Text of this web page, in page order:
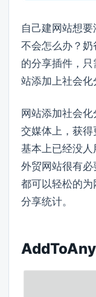
自己建网站想
不会怎么办？
的分享插件，
站添加上社会化
网站添加社会
交媒体上，获
基本上已经没
外贸网站很有
都可以轻松的
分享统计。